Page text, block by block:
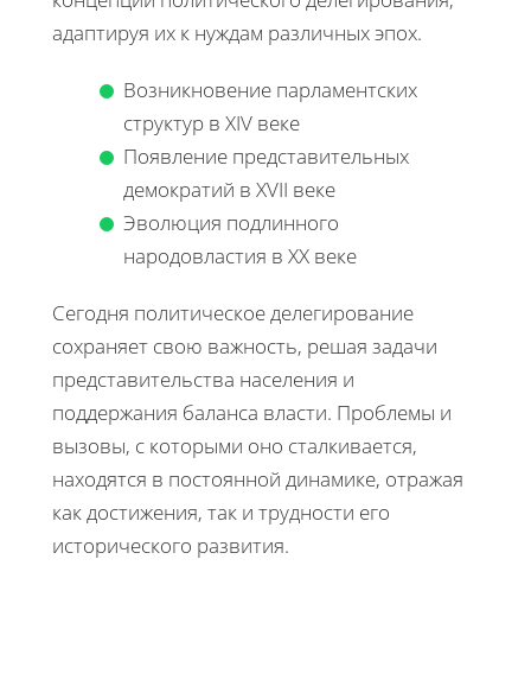
адаптируя их к нуждам различных эпох.
Возникновение парламентских
структур в XIV веке
Появление представительных
демократий в XVII веке
Эволюция подлинного
народовластия в XX веке
Сегодня политическое делегирование
сохраняет свою важность, решая задачи
представительства населения и
поддержания баланса власти. Проблемы и
вызовы, с которыми оно сталкивается,
находятся в постоянной динамике, отражая
как достижения, так и трудности его
исторического развития.